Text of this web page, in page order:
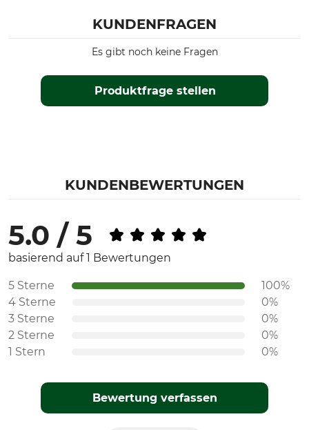
KUNDENFRAGEN
Produktfrage stellen
Es gibt noch keine Fragen
KUNDENBEWERTUNGEN
5.0 / 5
basierend auf 1 Bewertungen
5 Sterne
100%
4 Sterne
0%
3 Sterne
0%
2 Sterne
0%
1 Stern
0%
Bewertung verfassen